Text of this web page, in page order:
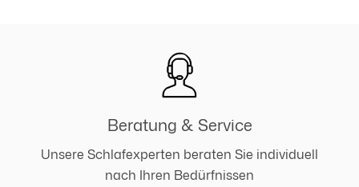
Beratung & Service
Unsere Schlafexperten beraten Sie individuell
nach Ihren Bedürfnissen